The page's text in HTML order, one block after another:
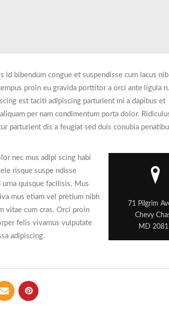
bibendum congue et suspendisse cum lacus
proin eu gravida porttitor a orci ante ligula
est taciti adipiscing parturient mi a dapibus et
per nam condimentum porta dolor.
parturient dis a feugiat sed duis conubia
nec mus adipi scing habi
risque suspe ndisse
quisque facilisis. Mus
mus etiam vel pretium nibh
vitae cum cras. Orci proin
felis vivamus vulputate
adipiscing.
71 Pilgrim
Chevy
MD